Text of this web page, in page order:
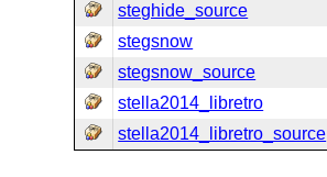
steghide_source
stegsnow
stegsnow_source
stella2014_libretro
stella2014_libretro_source